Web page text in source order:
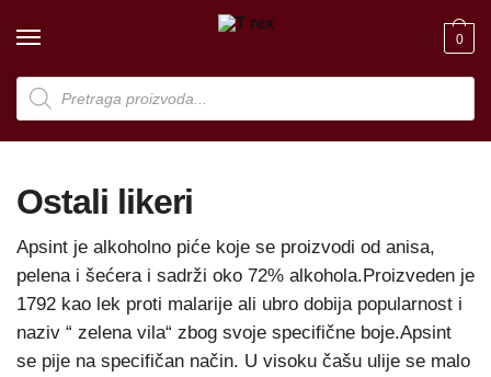
Products
search
0
Ostali likeri
Apsint je alkoholno piće koje se proizvodi od anisa,
pelena i šećera i sadrži oko 72% alkohola.Proizveden je
1792 kao lek proti malarije ali ubro dobija popularnost i
naziv “ zelena vila“ zbog svoje specifične boje.Apsint
se pije na specifičan način. U visoku čašu ulije se malo